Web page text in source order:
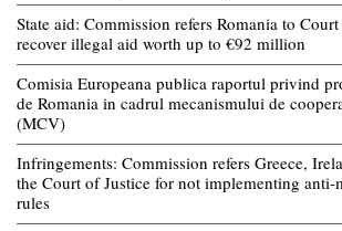
State aid: Commission refers Romania to
recover illegal aid worth up to €92 million
Comisia Europeana publica raportul privind
de Romania in cadrul mecanismului de
(MCV)
Infringements: Commission refers Greece,
the Court of Justice for not implementing anti-
rules